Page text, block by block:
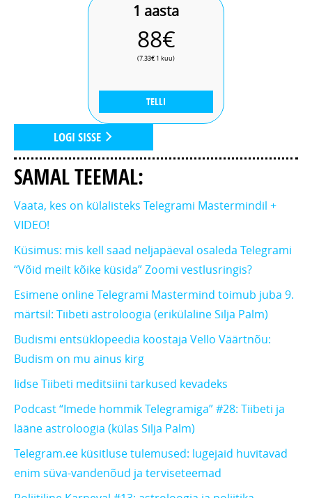
1 aasta
88€
(7.33€ 1 kuu)
TELLI
LOGI SISSE
SAMAL TEEMAL:
Vaata, kes on külalisteks Telegrami Mastermindil +
VIDEO!
Küsimus: mis kell saad neljapäeval osaleda Telegrami
“Võid meilt kõike küsida” Zoomi vestlusringis?
Esimene online Telegrami Mastermind toimub juba 9.
märtsil: Tiibeti astroloogia (erikülaline Silja Palm)
Budismi entsüklopeedia koostaja Vello Väärtnõu:
Budism on mu ainus kirg
Iidse Tiibeti meditsiini tarkused kevadeks
Podcast “Imede hommik Telegramiga” #28: Tiibeti ja
lääne astroloogia (külas Silja Palm)
Telegram.ee küsitluse tulemused: lugejaid huvitavad
enim süva-vandenõud ja terviseteemad